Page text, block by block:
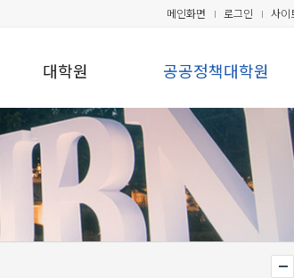
메인화면 로그인 사이
대학원 공공정책대학원